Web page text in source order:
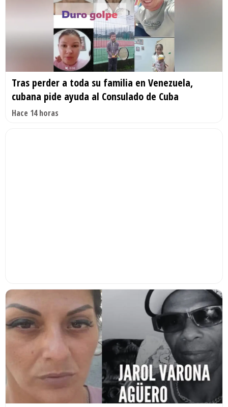
Tras perder a toda su familia en Venezuela,
cubana pide ayuda al Consulado de Cuba
Hace 14 horas